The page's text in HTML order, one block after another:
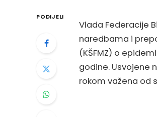
PODIJELI
Vlada Federacije
naredbama i
(KŠFMZ) o
godine. Usvojene
rokom važena od